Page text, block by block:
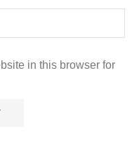
in this browser for